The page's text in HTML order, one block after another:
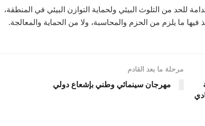
للحد من التلوث البيئي ولحماية التوازن البيئي في المنطقة،
ما يلزم من الحزم والمحاسبة، ولا من الحماية والمعالجة.
مرحلة ما بعد القادم
مهرجان سينمائي وطني بإشعاع دولي